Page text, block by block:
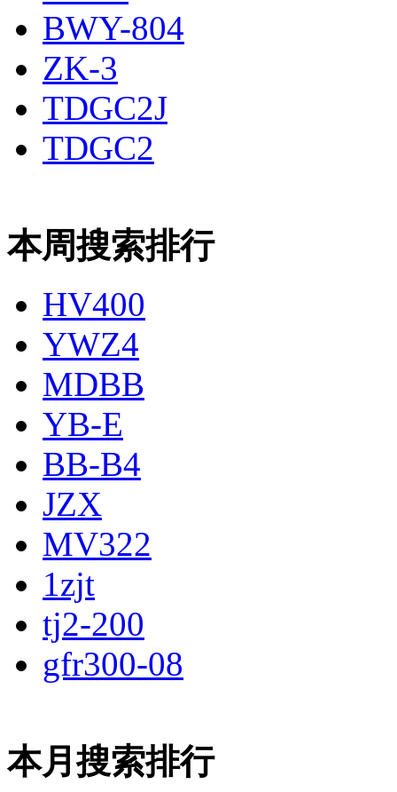
BWY-804
ZK-3
TDGC2J
TDGC2
本周搜索排行
HV400
YWZ4
MDBB
YB-E
BB-B4
JZX
MV322
1zjt
tj2-200
gfr300-08
本月搜索排行